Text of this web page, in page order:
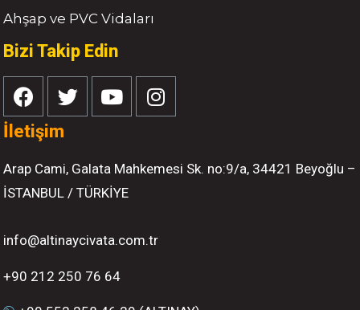
Ahşap ve PVC Vidaları
Bizi Takip Edin
İletişim
Arap Cami, Galata Mahkemesi Sk. no:9/a, 34421 Beyoğlu –
İSTANBUL / TÜRKİYE
info@altinaycivata.com.tr
+90 212 250 76 64